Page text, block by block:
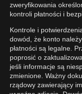
zweryfikowania
kontroli płatności i
Kontrole i
dowód, że konto
płatności są legalne.
poprosić o
jeśli informacje są
zmienione. Ważny
rządowy zawierający